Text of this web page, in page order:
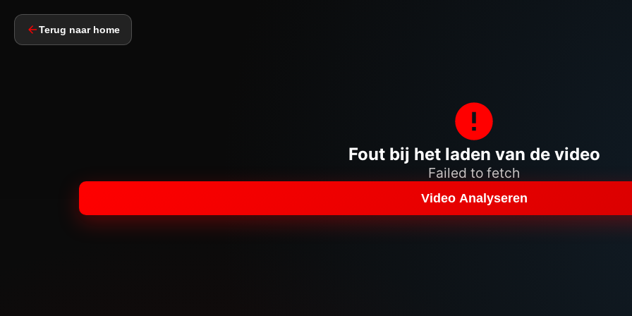
Terug naar home
Fout bij het laden van de video
Failed to fetch
Video Analyseren